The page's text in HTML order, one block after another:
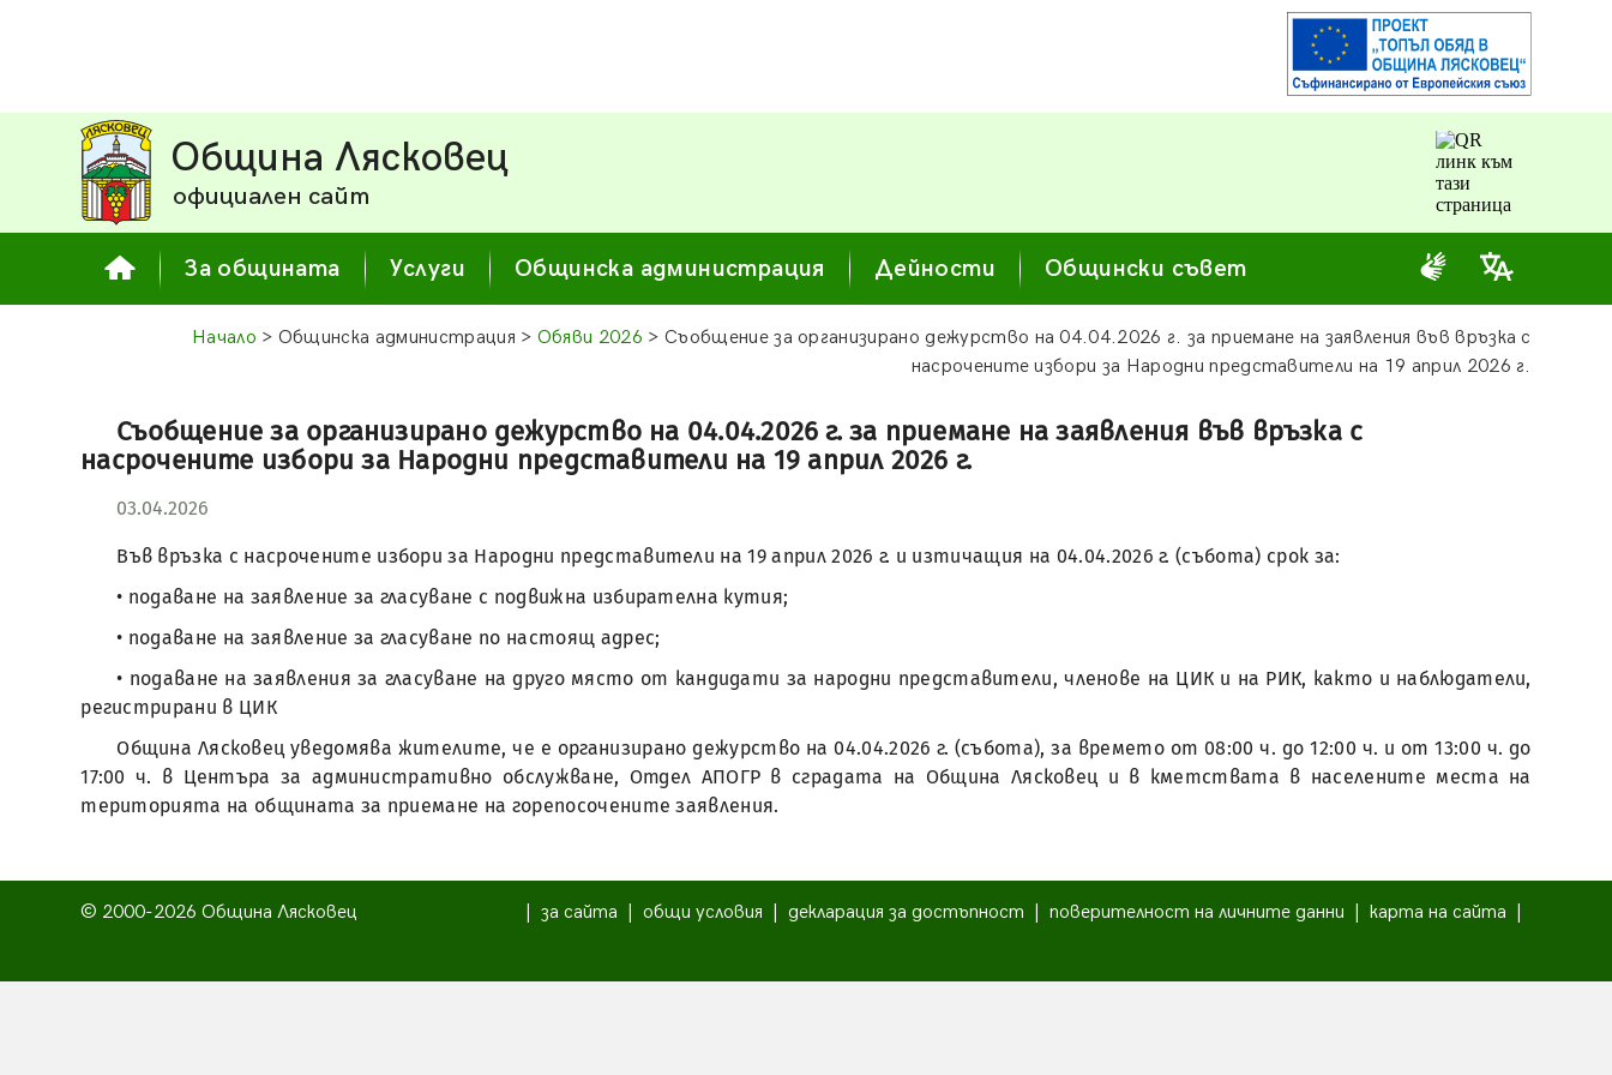
Община Лясковец
официален сайт
За общината Услуги Общинска администрация Дейности Общински съвет
Начало > Общинска администрация > Обяви 2026 > Съобщение за организирано дежурство на 04.04.2026 г. за приемане на заявления във връзка с
насрочените избори за Народни представители на 19 април 2026 г.
Съобщение за организирано дежурство на 04.04.2026 г. за приемане на заявления във връзка с
насрочените избори за Народни представители на 19 април 2026 г.
03.04.2026
Във връзка с насрочените избори за Народни представители на 19 април 2026 г. и изтичащия на 04.04.2026 г. (събота) срок за:
• подаване на заявление за гласуване с подвижна избирателна кутия;
• подаване на заявление за гласуване по настоящ адрес;
• подаване на заявления за гласуване на друго място от кандидати за народни представители, членове на ЦИК и на РИК, както и наблюдатели,
регистрирани в ЦИК
Община Лясковец уведомява жителите, че е организирано дежурство на 04.04.2026 г. (събота), за времето от 08:00 ч. до 12:00 ч. и от 13:00 ч. до
17:00 ч. в Центъра за административно обслужване, Отдел АПОГР в сградата на Община Лясковец и в кметствата в населените места на
територията на общината за приемане на горепосочените заявления.
© 2000-2026 Община Лясковец за сайта общи условия декларация за достъпност поверителност на личните данни карта на сайта